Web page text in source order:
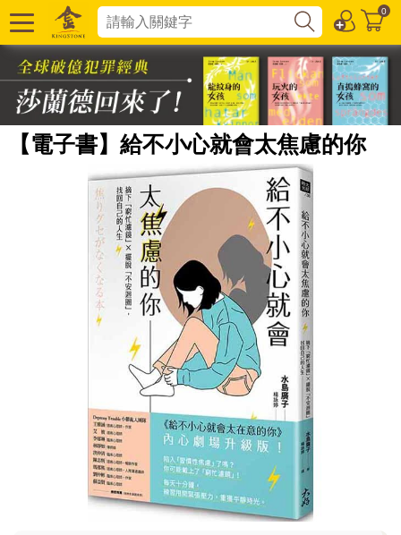
0
【電子書】給不小心就會太焦慮的你